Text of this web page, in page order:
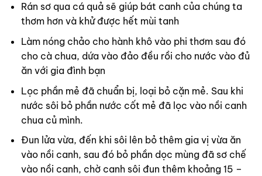
Rán sơ qua cá quả sẽ giúp bát canh của chúng ta
thơm hơn và khử được hết mùi tanh
Làm nóng chảo cho hành khô vào phi thơm sau đó
cho cà chua, dứa vào đảo đều rồi cho nước vào đủ
ăn với gia đình bạn
Lọc phần mẻ đã chuẩn bị, loại bỏ cặn mẻ. Sau khi
nước sôi bỏ phần nước cốt mẻ đã lọc vào nồi canh
chua củ mình.
Đun lửa vừa, đến khi sôi lên bỏ thêm gia vị vừa ăn
vào nồi canh, sau đó bỏ phần dọc mùng đã sơ chế
vào nồi canh, chờ canh sôi đun thêm khoảng 15 –